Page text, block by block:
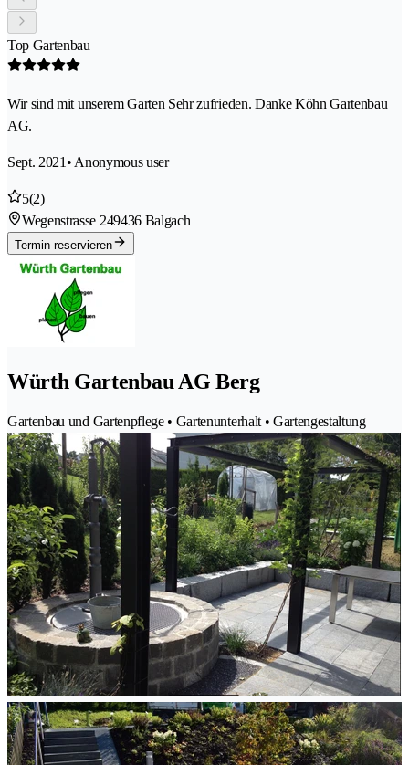
Top Gartenbau
Wir sind mit unserem Garten Sehr zufrieden. Danke Köhn Gartenbau
AG.
Sept. 2021 • Anonymous user
5(2)
Wegenstrasse 249436 Balgach
Termin reservieren
Würth Gartenbau AG Berg
Gartenbau und Gartenpflege • Gartenunterhalt • Gartengestaltung